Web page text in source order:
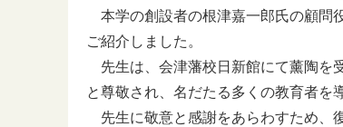
本学の創設者の根津嘉一郎氏の顧問
ご紹介しました。
先生は、会津藩校日新館にて薰陶を
と尊敬され、名だたる多くの教育者を
先生に敬意と感謝をあらわすため、